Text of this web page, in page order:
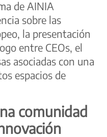
de AINIA
sobre las
la presentación
entre CEOs, el
asociadas con una
espacios de
comunidad